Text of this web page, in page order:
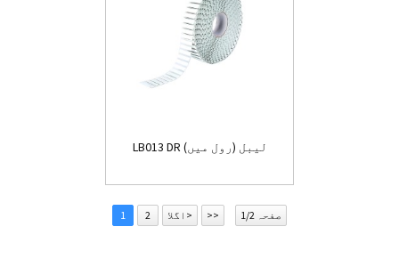
LB013 DR لیبل (رول میں)
1 2 اگلا> >> صفحہ 1/2